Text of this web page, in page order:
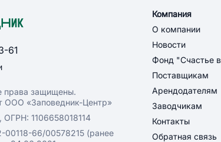
61
защищены.
ООО «Заповедник-Центр»
1106658018114
66/00578215 (ранее
Компания
О компании
Новости
Фонд "Счастье
Поставщикам
Арендодателям
Заводчикам
Контакты
Обратная связь